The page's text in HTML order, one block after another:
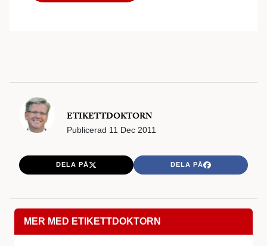
ETIKETTDOKTORN
Publicerad 11 Dec 2011
DELA PÅ DELA PÅ
MER MED ETIKETTDOKTORN